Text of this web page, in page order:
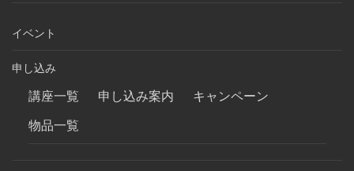
イベント
申し込み
講座一覧 申し込み案内
キャンペーン
物品一覧